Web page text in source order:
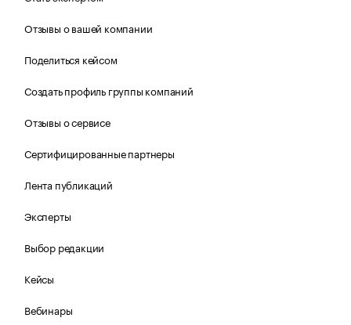
Отзывы о вашей компании
Поделиться кейсом
Создать профиль группы компаний
Отзывы о сервисе
Сертифицированные партнеры
Лента публикаций
Эксперты
Выбор редакции
Кейсы
Вебинары